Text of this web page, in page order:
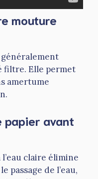
mouture
filtre. Elle permet
amertume
papier avant
claire élimine
passage de l’eau,